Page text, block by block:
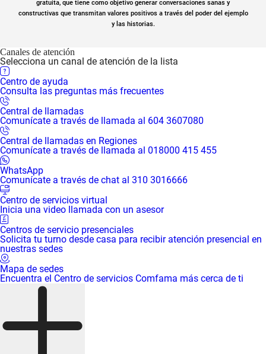
gratuita, que tiene como objetivo generar conversaciones sanas y
constructivas que transmitan valores positivos a través del poder del ejemplo
y las historias.
Canales de atención
Selecciona un canal de atención de la lista
Centro de ayuda
Consulta las preguntas más frecuentes
Central de llamadas
Comunícate a través de llamada al 604 3607080
Central de llamadas en Regiones
Comunícate a través de llamada al 018000 415 455
WhatsApp
Comunícate a través de chat al 310 3016666
Centro de servicios virtual
Inicia una video llamada con un asesor
Centros de servicio presenciales
Solicita tu turno desde casa para recibir atención presencial en
nuestras sedes
Mapa de sedes
Encuentra el Centro de servicios Comfama más cerca de ti